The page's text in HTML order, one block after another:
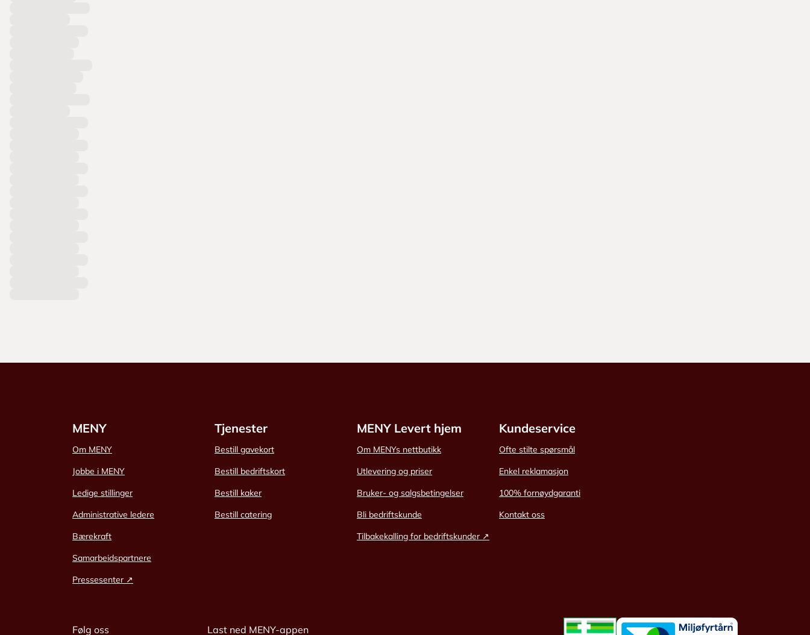
MENY
Om MENY
Jobbe i MENY
Ledige stillinger
Administrative ledere
Bærekraft
Samarbeidspartnere
Pressesenter ↗
Tjenester
Bestill gavekort
Bestill bedriftskort
Bestill kaker
Bestill catering
MENY Levert hjem
Om MENYs nettbutikk
Utlevering og priser
Bruker- og salgsbetingelser
Bli bedriftskunde
Tilbakekalling for bedriftskunder ↗
Kundeservice
Ofte stilte spørsmål
Enkel reklamasjon
100% fornøydgaranti
Kontakt oss
Følg oss Last ned MENY-appen